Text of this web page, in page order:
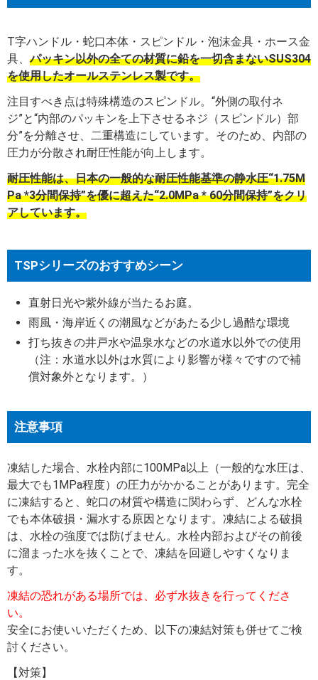
T字ハンドル・蛇口本体・スピンドル・泡沫金具・ホース金
具、パッキン以外の全ての材質に鉛を一切含まないSUS304
を使用したオールステンレス製です。
注目すべき点は特殊構造のスピンドル。“外側の取付ネ
ジ”と“内部のパッキンを上下させるネジ（スピンドル）部
分”を分離させ、二重構造にしています。そのため、内部の
圧力が分散され耐圧性能が向上します。
耐圧性能は、日本の一般的な耐圧性能基準の静水圧“1.75M
Pa *3分間保持”を優に超えた“2.0MPa * 60分間保持”をクリ
アしています。
TSPシリーズのおすすめシーン
直射日光や紫外線が当たるお庭。
雨風・海岸近くの潮風などがあたる少し過酷な環境
打ち抜きの井戸水や温泉水などの水道水以外での使用
（注：水道水以外は水質により影響が様々ですので補
償対象外となります。）
注意事項
凍結した場合、水栓内部に100MPa以上（一般的な水圧は、
最大でも1MPa程度）の圧力がかかることがあります。完全
に凍結すると、蛇口の材質や構造に関わらず、どんな水栓
でも本体破損・漏水する原因となります。凍結による破損
は、水栓の強度では防げません。水栓内部およびその前後
に溜まった水を抜くことで、凍結を回避しやすくなりま
す。
凍結の恐れがある場所では、必ず水抜きを行ってくださ
い。
安全にお使いいただくため、以下の凍結対策も併せてご検
討ください。
【対策】